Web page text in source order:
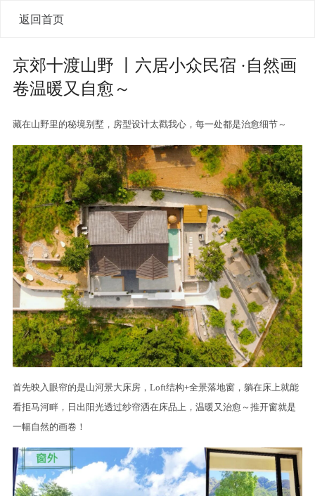
返回首页
京郊十渡山野 丨六居小众民宿 ·自然画
卷温暖又自愈～
藏在山野里的秘境别墅，房型设计太戳我心，每一处都是治愈细节～
首先映入眼帘的是山河景大床房，Loft结构+全景落地窗，躺在床上就能
看拒马河畔，日出阳光透过纱帘洒在床品上，温暖又治愈～推开窗就是
一幅自然的画卷！